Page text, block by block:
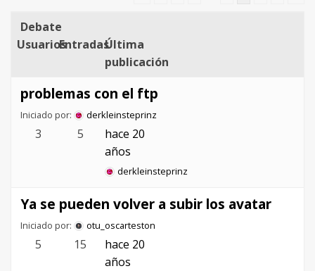
Entrar
Debate
UsuariosEntradasÚltima
publicación
problemas con el ftp
Iniciado por: derkleinsteprinz
3 5
hace 20
años
derkleinsteprinz
Ya se pueden volver a subir los avatar
Iniciado por: otu_oscarteston
5 15
hace 20
años